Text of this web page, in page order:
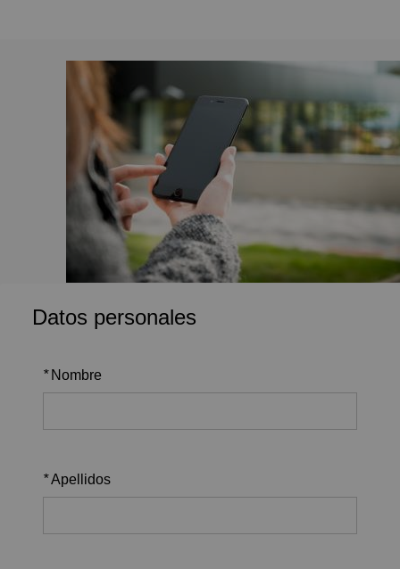
Datos personales
* Nombre
*Apellidos